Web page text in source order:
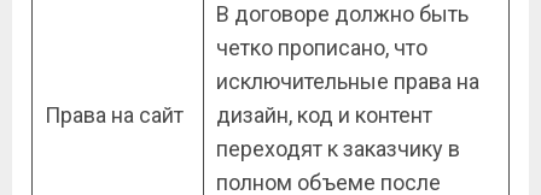
Права на сайт
В договоре должно быть
четко прописано, что
исключительные права на
дизайн, код и контент
переходят к заказчику в
полном объеме после